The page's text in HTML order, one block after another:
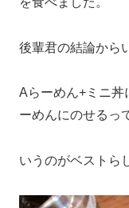
後輩君の結論から
Aらーめん+ミニ丼
ーめんにのせるっ
いうのがベストら